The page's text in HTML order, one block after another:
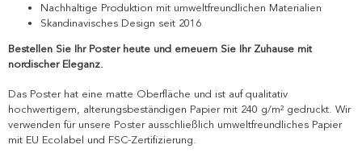
Nachhaltige Produktion mit umweltfreundlichen Materialien
Skandinavisches Design seit 2016
Bestellen Sie Ihr Poster heute und erneuern Sie Ihr Zuhause mit
nordischer Eleganz.
Das Poster hat eine matte Oberfläche und ist auf qualitativ
hochwertigem, alterungsbeständigen Papier mit 240 g/m² gedruckt. Wir
verwenden für unsere Poster ausschließlich umweltfreundliches Papier
mit EU Ecolabel und FSC-Zertifizierung.